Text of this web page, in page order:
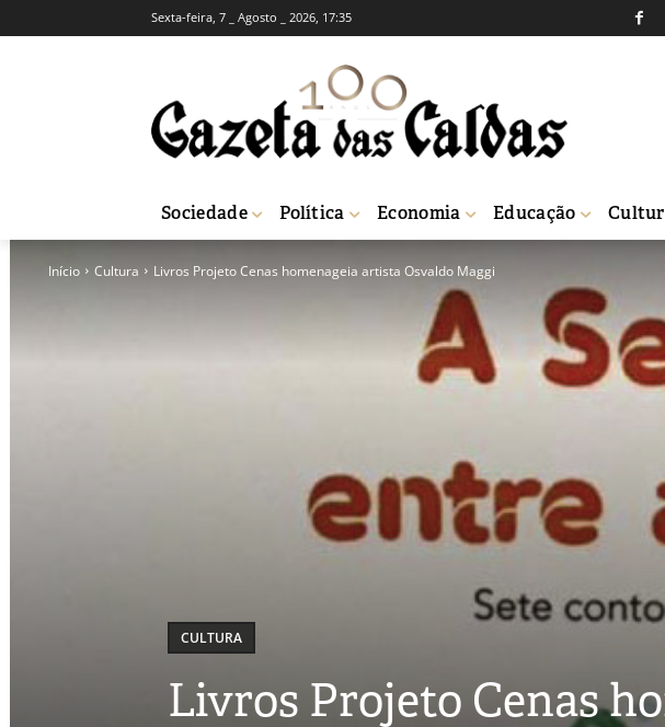
Sexta-feira, 7 _ Agosto _ 2026, 17:35
Sociedade Política Economia Educação
Início Cultura Livros Projeto Cenas homenageia artista Osvaldo Maggi
CULTURA
Livros Projeto Cenas